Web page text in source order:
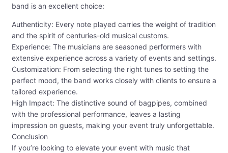
band is an excellent choice:
Authenticity: Every note played carries the weight of tradition
and the spirit of centuries-old musical customs.
Experience: The musicians are seasoned performers with
extensive experience across a variety of events and settings.
Customization: From selecting the right tunes to setting the
perfect mood, the band works closely with clients to ensure a
tailored experience.
High Impact: The distinctive sound of bagpipes, combined
with the professional performance, leaves a lasting
impression on guests, making your event truly unforgettable.
Conclusion
If you’re looking to elevate your event with music that